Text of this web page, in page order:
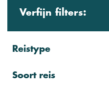
Verfijn filters:
Reistype
Soort reis